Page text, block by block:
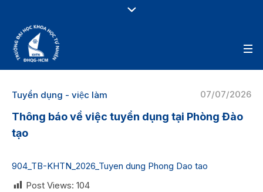
07/07/2026
Tuyển dụng - việc làm
Thông báo về việc tuyển dụng tại Phòng Đào
tạo
904_TB-KHTN_2026_Tuyen dung Phong Dao tao
Post Views: 104